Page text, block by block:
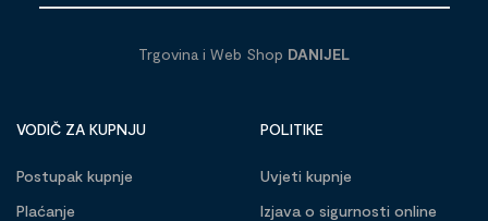
Trgovina i Web Shop DANIJEL
VODIČ ZA KUPNJU
Postupak kupnje
Plaćanje
POLITIKE
Uvjeti kupnje
Izjava o sigurnosti online